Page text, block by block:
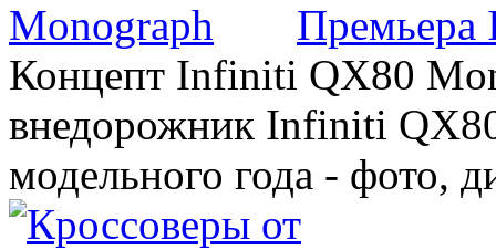
Премьера
Концепт Infiniti QX80
внедорожник Infiniti
модельного года - фото,